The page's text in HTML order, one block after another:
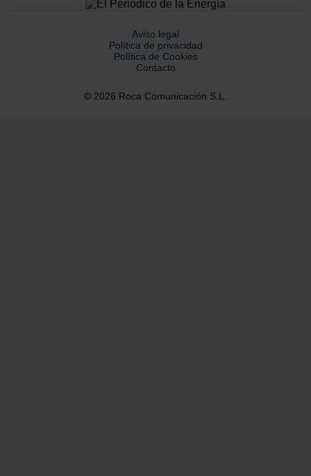
Aviso legal
Política de privacidad
Política de Cookies
Contacto
© 2026 Roca Comunicación S.L.